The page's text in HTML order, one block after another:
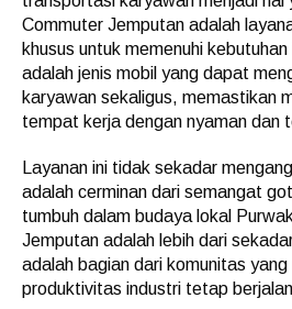
Commuter Jemputan adalah
khusus untuk memenuhi
adalah jenis mobil yang dapat
karyawan sekaligus, memastikan
tempat kerja dengan nyaman dan
Layanan ini tidak sekadar
adalah cerminan dari semangat
tumbuh dalam budaya lokal
Jemputan adalah lebih dari
adalah bagian dari komunitas
produktivitas industri tetap